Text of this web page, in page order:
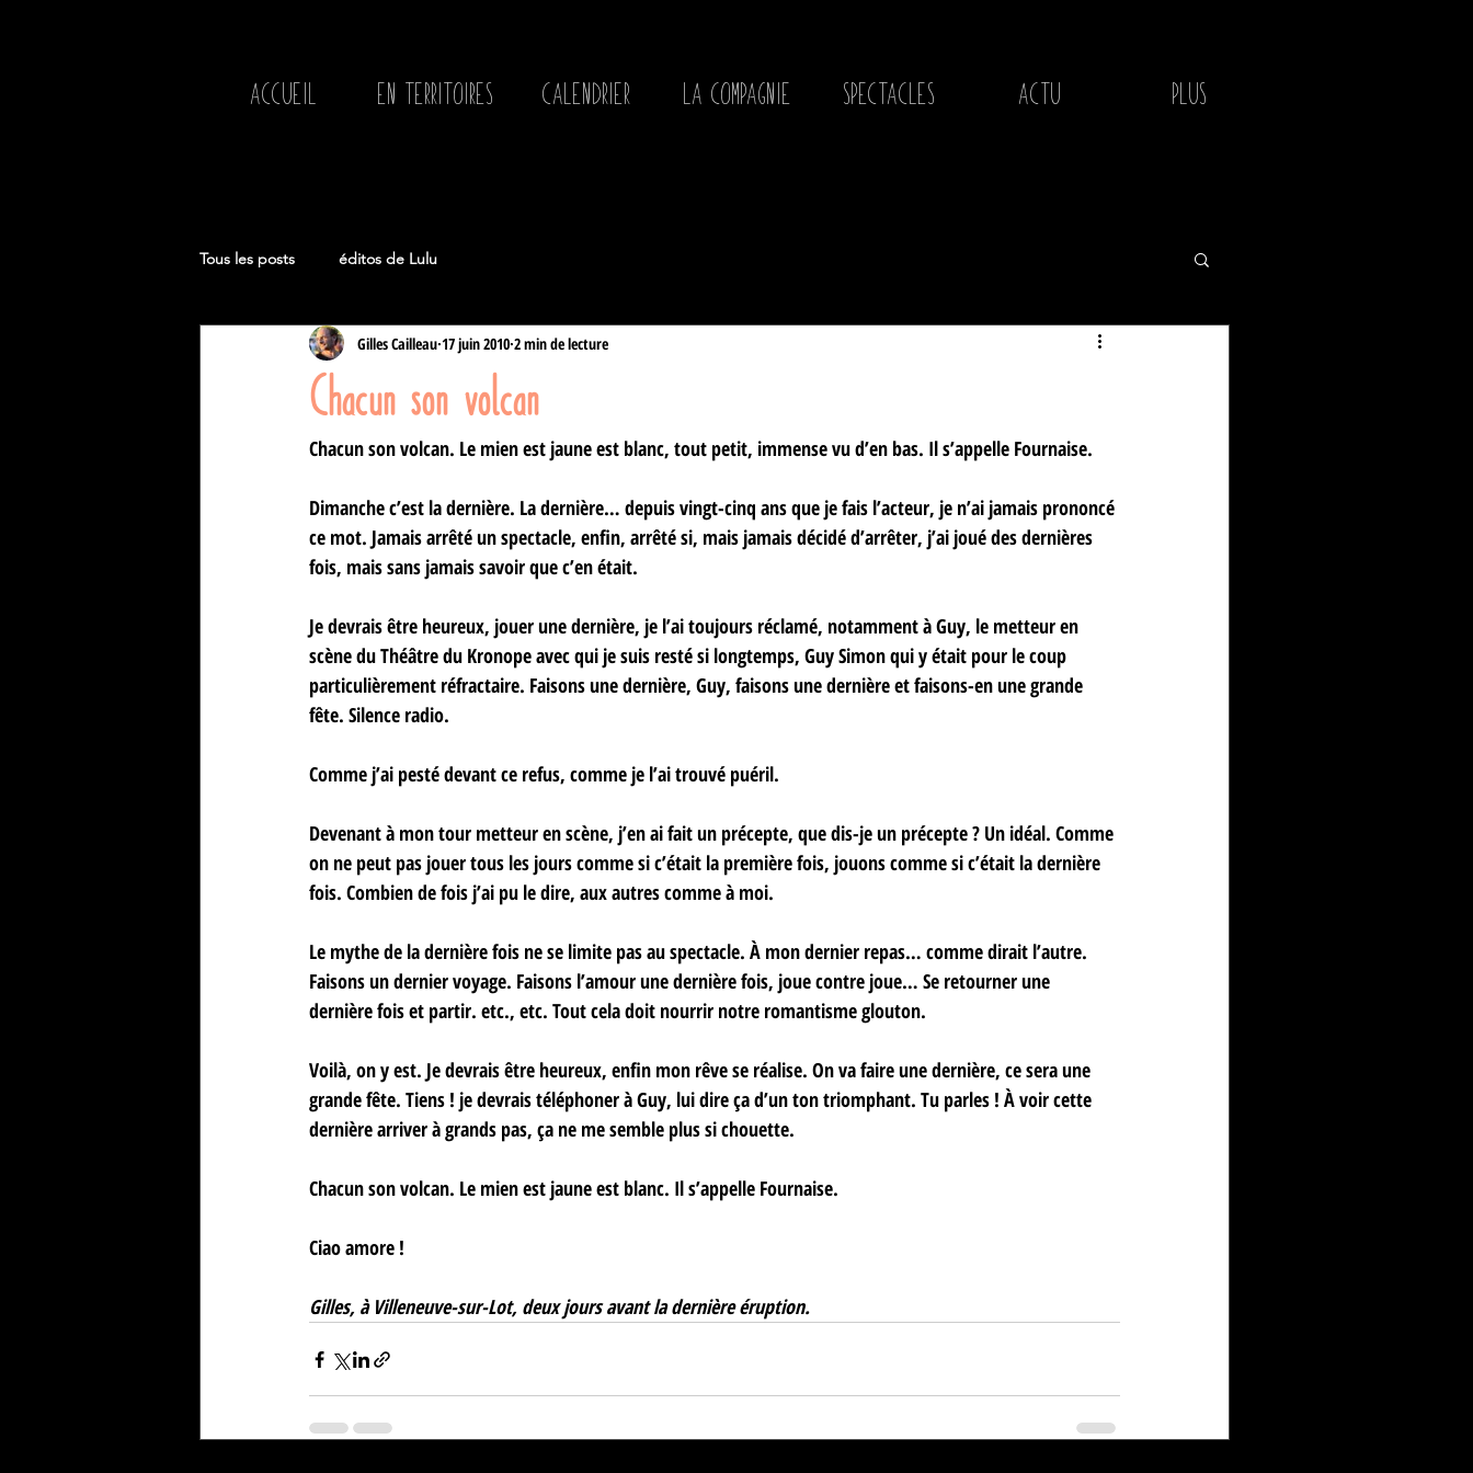
ACCUEIL EN TERRITOIRES CALENDRIER LA COMPAGNIE SPECTACLES ACTU PLUS
Tous les posts éditos de Lulu
Chacun son volcan
Gilles Cailleau 17 juin 2010 2 min de lecture
Chacun son volcan. Le mien est jaune est blanc, tout petit, immense vu d’en bas. Il s’appelle Fournaise.
Dimanche c’est la dernière. La dernière… depuis vingt-cinq ans que je fais l’acteur, je n’ai jamais prononcé
ce mot. Jamais arrêté un spectacle, enfin, arrêté si, mais jamais décidé d’arrêter, j’ai joué des dernières
fois, mais sans jamais savoir que c’en était.
Je devrais être heureux, jouer une dernière, je l’ai toujours réclamé, notamment à Guy, le metteur en
scène du Théâtre du Kronope avec qui je suis resté si longtemps, Guy Simon qui y était pour le coup
particulièrement réfractaire. Faisons une dernière, Guy, faisons une dernière et faisons-en une grande
fête. Silence radio.
Comme j’ai pesté devant ce refus, comme je l’ai trouvé puéril.
Devenant à mon tour metteur en scène, j’en ai fait un précepte, que dis-je un précepte ? Un idéal. Comme
on ne peut pas jouer tous les jours comme si c’était la première fois, jouons comme si c’était la dernière
fois. Combien de fois j’ai pu le dire, aux autres comme à moi.
Le mythe de la dernière fois ne se limite pas au spectacle. À mon dernier repas… comme dirait l’autre.
Faisons un dernier voyage. Faisons l’amour une dernière fois, joue contre joue… Se retourner une
dernière fois et partir. etc., etc. Tout cela doit nourrir notre romantisme glouton.
Voilà, on y est. Je devrais être heureux, enfin mon rêve se réalise. On va faire une dernière, ce sera une
grande fête. Tiens ! je devrais téléphoner à Guy, lui dire ça d’un ton triomphant. Tu parles ! À voir cette
dernière arriver à grands pas, ça ne me semble plus si chouette.
Chacun son volcan. Le mien est jaune est blanc. Il s’appelle Fournaise.
Ciao amore !
Gilles, à Villeneuve-sur-Lot, deux jours avant la dernière éruption.